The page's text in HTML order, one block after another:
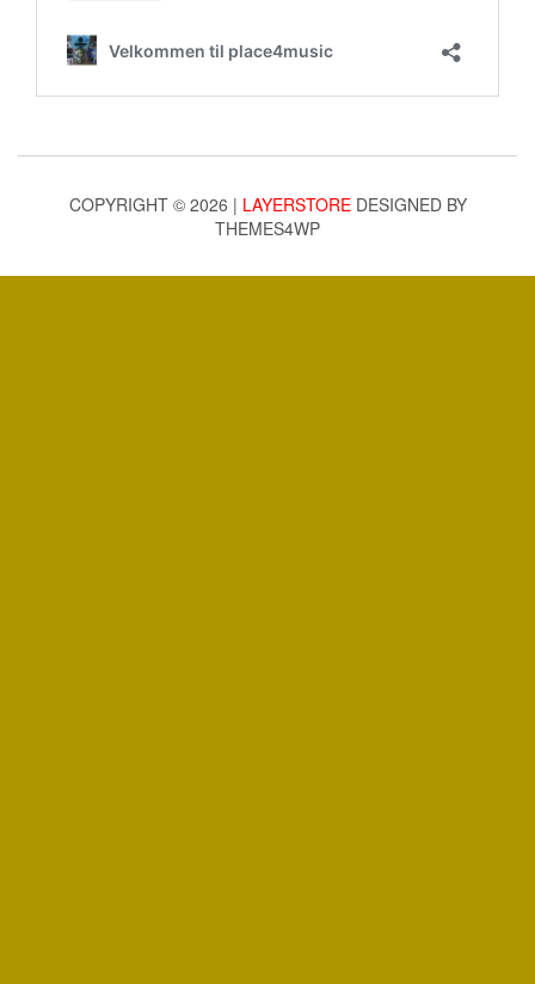
COPYRIGHT © 2026 | LAYERSTOREDESIGNED BY
THEMES4WP